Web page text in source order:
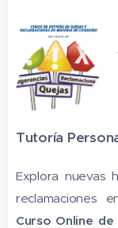
Tutoría
Explora nuevas
reclamaciones
Curso Online